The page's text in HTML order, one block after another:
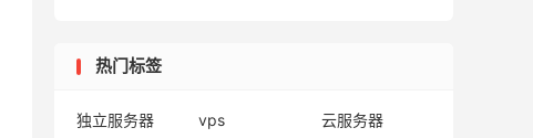
热门标签
独立服务器 vps
云服务器